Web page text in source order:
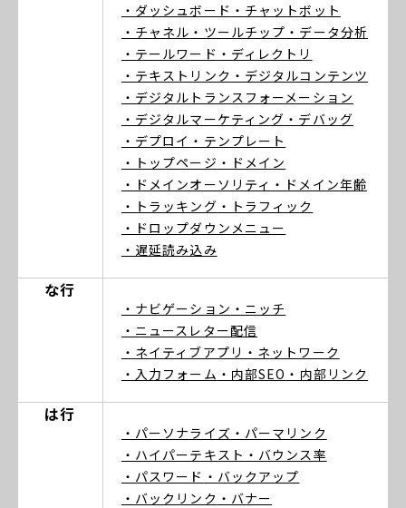
・ダッシュボード ・チャットボット
・チャネル ・ツールチップ ・データ分析
・テールワード ・ディレクトリ
・テキストリンク ・デジタルコンテンツ
・デジタルトランスフォーメーション
・デジタルマーケティング ・デバッグ
・デプロイ ・テンプレート
・トップページ ・ドメイン
・ドメインオーソリティ ・ドメイン年齢
・トラッキング ・トラフィック
・ドロップダウンメニュー
・遅延読み込み
な行
・ナビゲーション ・ニッチ
・ニュースレター配信
・ネイティブアプリ ・ネットワーク
・入力フォーム ・内部SEO ・内部リンク
は行
・パーソナライズ ・パーマリンク
・ハイパーテキスト ・バウンス率
・パスワード ・バックアップ
・バックリンク ・バナー